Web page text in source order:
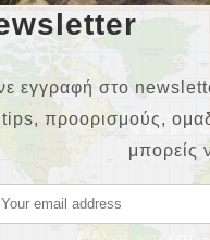
εγγραφή στο
tips, προορισμούς,
μπορείς